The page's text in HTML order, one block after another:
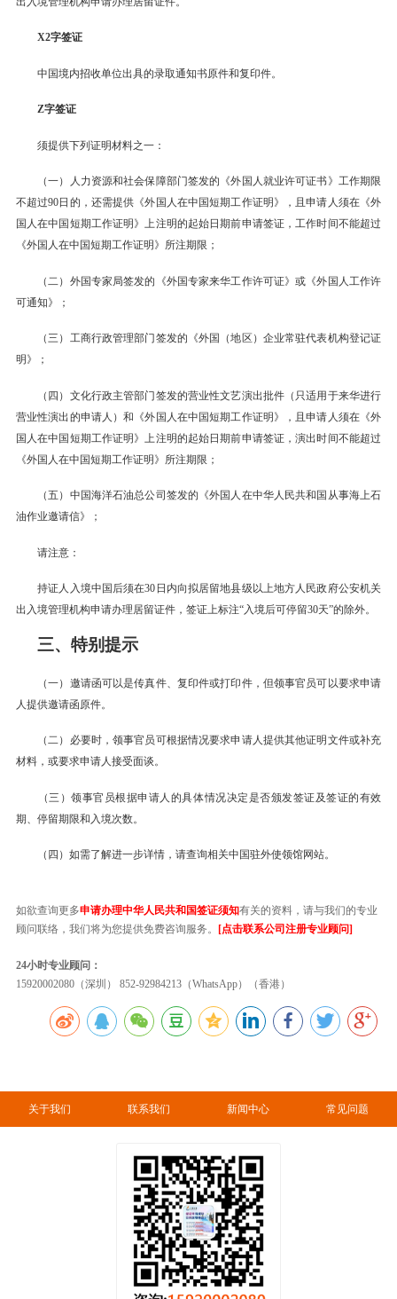
X2字签证
中国境内招收单位出具的录取通知书原件和复印件。
Z字签证
须提供下列证明材料之一：
（一）人力资源和社会保障部门签发的《外国人就业许可证书》工作期限
不超过90日的，还需提供《外国人在中国短期工作证明》，且申请人须在《外
国人在中国短期工作证明》上注明的起始日期前申请签证，工作时间不能超过
《外国人在中国短期工作证明》所注期限；
（二）外国专家局签发的《外国专家来华工作许可证》或《外国人工作许
可通知》；
（三）工商行政管理部门签发的《外国（地区）企业常驻代表机构登记证
明》；
（四）文化行政主管部门签发的营业性文艺演出批件（只适用于来华进行
营业性演出的申请人）和《外国人在中国短期工作证明》，且申请人须在《外
国人在中国短期工作证明》上注明的起始日期前申请签证，演出时间不能超过
《外国人在中国短期工作证明》所注期限；
（五）中国海洋石油总公司签发的《外国人在中华人民共和国从事海上石
油作业邀请信》；
请注意：
持证人入境中国后须在30日内向拟居留地县级以上地方人民政府公安机关
出入境管理机构申请办理居留证件，签证上标注“入境后可停留30天”的除外。
三、特别提示
（一）邀请函可以是传真件、复印件或打印件，但领事官员可以要求申请
人提供邀请函原件。
（二）必要时，领事官员可根据情况要求申请人提供其他证明文件或补充
材料，或要求申请人接受面谈。
（三）领事官员根据申请人的具体情况决定是否颁发签证及签证的有效
期、停留期限和入境次数。
（四）如需了解进一步详情，请查询相关中国驻外使领馆网站。
如欲查询更多申请办理中华人民共和国签证须知有关的资料，请与我们的专业
顾问联络，我们将为您提供免费咨询服务。
[点击联系公司注册专业顾问]
24小时专业顾问：
15920002080（深圳） 852-92984213（WhatsApp）（香港）
关于我们 联系我们 新闻中心 常见问题